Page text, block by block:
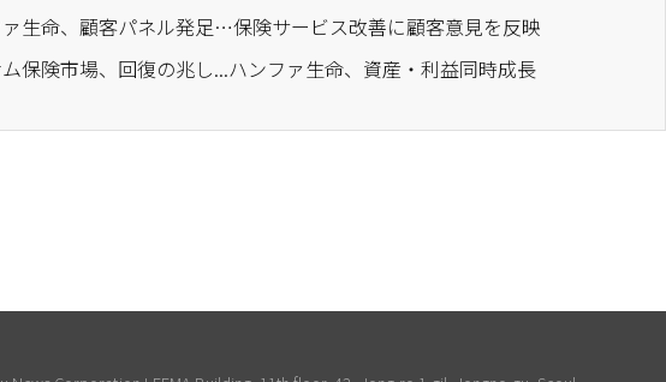
ァ生命、顧客パネル発足…保険サービス改善に顧客意見を反映
ム保険市場、回復の兆し...ハンファ生命、資産・利益同時成長